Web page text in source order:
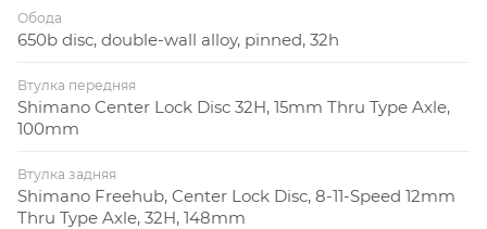
Обода
650b disc, double-wall alloy, pinned, 32h
Втулка передняя
Shimano Center Lock Disc 32H, 15mm Thru Type Axle,
100mm
Втулка задняя
Shimano Freehub, Center Lock Disc, 8-11-Speed 12mm
Thru Type Axle, 32H, 148mm